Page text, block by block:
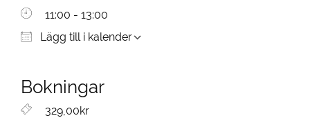
11:00 - 13:00
Lägg till i kalender
Bokningar
329,00kr